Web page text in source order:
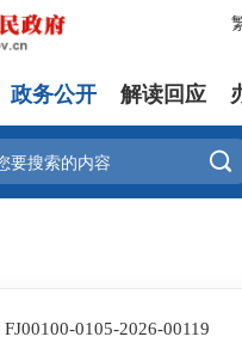
政务公开 解读回应

FJ00100-0105-2026-00119